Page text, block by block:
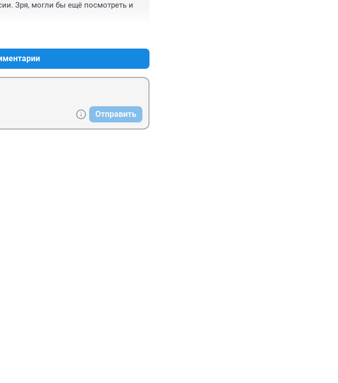
Зря, могли бы ещё посмотреть и
Отправить